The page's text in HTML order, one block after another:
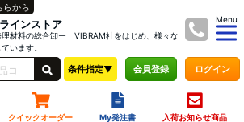
インストア
材料の総合卸ー VIBRAM社をはじめ、様々な
います。
Menu
から
条件指定▼ 会員登録 ログイン
クイックオーダー My発注書 入荷お知らせ商品